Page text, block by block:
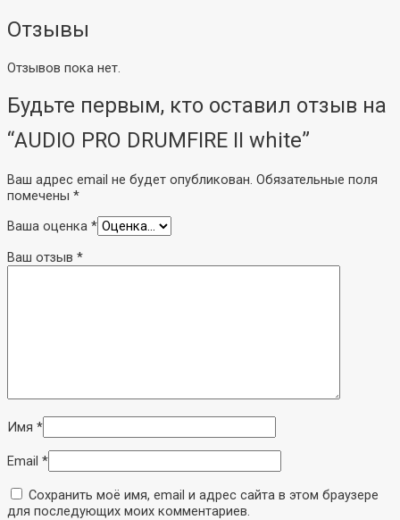
Комплекты
Микрофоны для
блогеров
Микрофоны для
Студийные
Вокальные
Инструментальные
Накамерные
оголовьем
Отзывы
Отзывов пока нет.
Будьте первым, кто оставил отзыв на
“AUDIO PRO DRUMFIRE II white”
Ваш адрес email не будет опубликован. Обязательные поля
помечены *
Ваша оценка *
Ваш отзыв *
Имя *
Email *
Сохранить моё имя, email и адрес сайта в этом браузере
для последующих моих комментариев.